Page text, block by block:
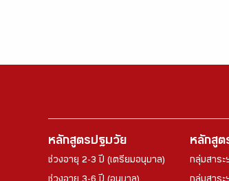
หลักสูตรปฐมวัย
ช่วงอายุ 2-3 ปี (เตรียมอนุบาล)
หลักสูต
กลุ่มสาระ